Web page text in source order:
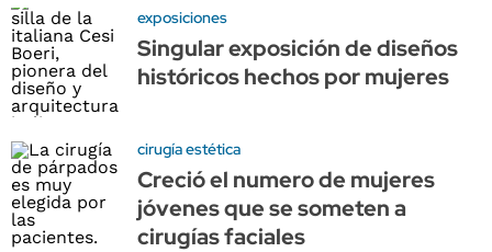
exposiciones
Singular exposición de diseños
históricos hechos por mujeres
cirugía estética
Creció el numero de mujeres
jóvenes que se someten a
cirugías faciales